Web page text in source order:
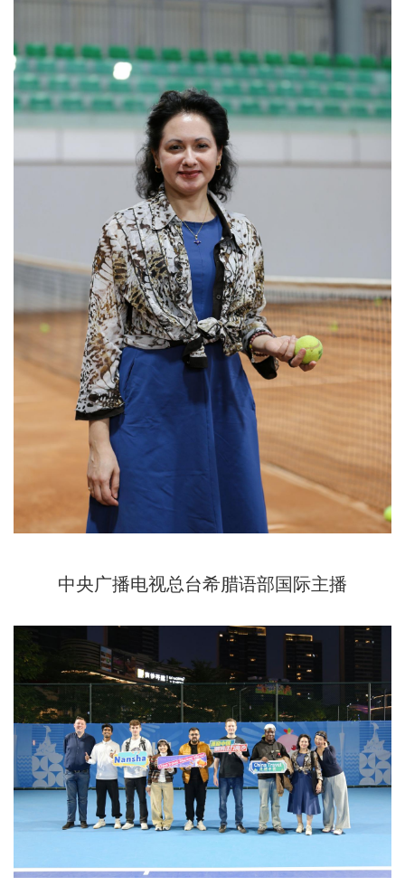
中央广播电视总台希腊语部国际主播